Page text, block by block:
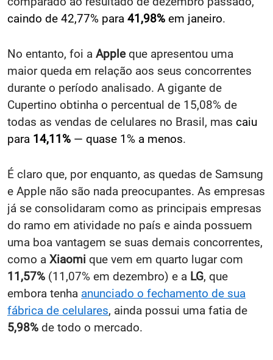
caindo de 42,77% para 41,98% em janeiro.
No entanto, foi a Apple que apresentou uma
maior queda em relação aos seus concorrentes
durante o período analisado. A gigante de
Cupertino obtinha o percentual de 15,08% de
todas as vendas de celulares no Brasil, mas caiu
para 14,11% — quase 1% a menos.
É claro que, por enquanto, as quedas de Samsung
e Apple não são nada preocupantes. As empresas
já se consolidaram como as principais empresas
do ramo em atividade no país e ainda possuem
uma boa vantagem se suas demais concorrentes,
como a Xiaomi que vem em quarto lugar com
11,57% (11,07% em dezembro) e a LG, que
embora tenha anunciado o fechamento de sua
fábrica de celulares, ainda possui uma fatia de
5,98% de todo o mercado.